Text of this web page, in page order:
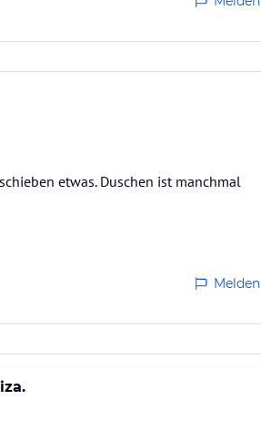
etwas. Duschen ist manchmal
Melden